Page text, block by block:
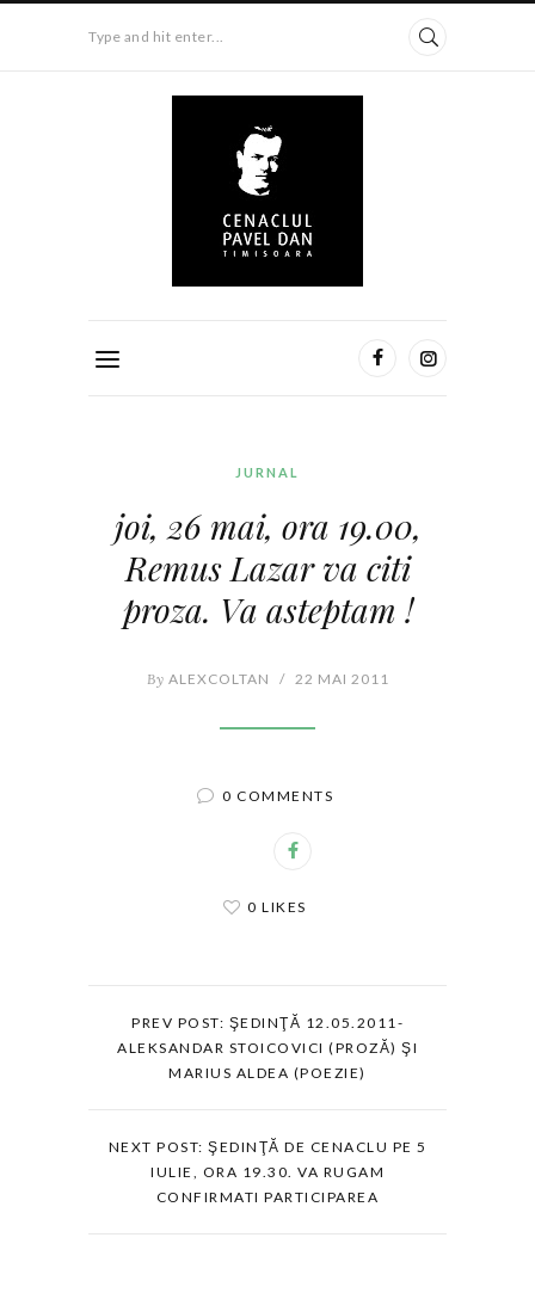
Type and hit enter...
JURNAL
joi, 26 mai, ora 19.00,
Remus Lazar va citi
proza. Va asteptam !
By ALEXCOLTAN / 22 MAI 2011
0 COMMENTS
0 LIKES
PREV POST: ŞEDINŢĂ 12.05.2011-
ALEKSANDAR STOICOVICI (PROZĂ) ŞI
MARIUS ALDEA (POEZIE)
NEXT POST: ŞEDINŢĂ DE CENACLU PE 5
IULIE, ORA 19.30. VA RUGAM
CONFIRMATI PARTICIPAREA